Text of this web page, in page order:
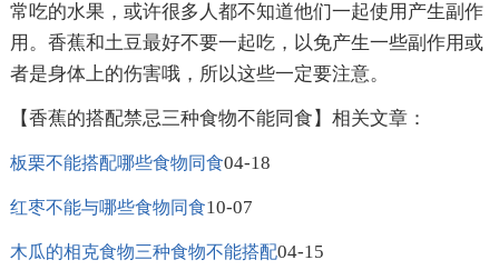
常吃的水果，或许很多人都不知道他们一起使用产生副作
用。香蕉和土豆最好不要一起吃，以免产生一些副作用或
者是身体上的伤害哦，所以这些一定要注意。
【香蕉的搭配禁忌三种食物不能同食】相关文章：
板栗不能搭配哪些食物同食04-18
红枣不能与哪些食物同食10-07
木瓜的相克食物三种食物不能搭配04-15